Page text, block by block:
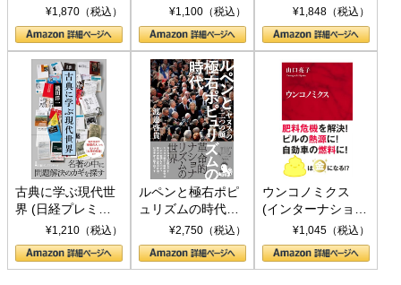
トランプとBRICS
の挑戦
¥1,870（税込）
下、ソ連参戦、そ
して聖断 (PHP新
書)
¥1,100（税込） ¥1,848（税込）
古典に学ぶ現代世
界 (日経プレミア
シリーズ)¥1,210（税込）
ルペンと極右ポピ
ュリズムの時代：
〈ヤヌス〉の二つ
の顔
¥2,750（税込）
ウンコノミクス
(インターナショナ
ル新書)¥1,045（税込）